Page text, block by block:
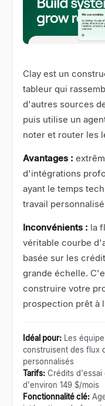
Clay est un
tableur qui
d'autres sources
puis utilise un
noter et router les
Avantages :
d'intégrations
ayant le temps
travail
Inconvénients : la
véritable courbe
basée sur les
grande échelle.
construire votre
prospection prêt à
Idéal pour: Les
construisent des flux
personnalisés
Tarifs: Crédits d'essai
d'environ 149 $/mois
Fonctionnalité clé: